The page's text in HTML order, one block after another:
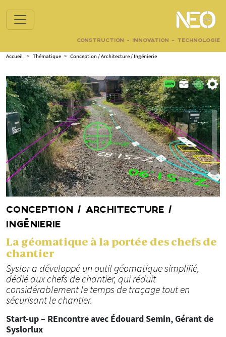
CONSTRUCTION - INNOVATION - TECHNOLOGIE
Accueil > Thématique > Conception / Architecture / Ingénierie
CONCEPTION / ARCHITECTURE /
INGÉNIERIE
La géomatique à la portée des chefs de
chantier
Syslor a développé un outil géomatique simplifié,
dédié aux chefs de chantier, qui réduit
considérablement le temps de traçage tout en
sécurisant le chantier.
Start-up – REncontre avec Édouard Semin, Gérant de
Syslorlux